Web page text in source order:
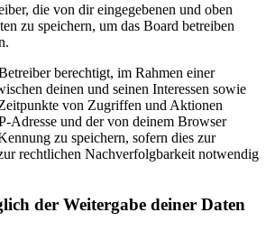
die von dir eingegebenen und oben
zu speichern, um das Board betreiben
berechtigt, im Rahmen einer
deinen und seinen Interessen sowie
von Zugriffen und Aktionen
Adresse und der von deinem Browser
zu speichern, sofern dies zur
rechtlichen Nachverfolgbarkeit notwendig
der Weitergabe deiner Daten